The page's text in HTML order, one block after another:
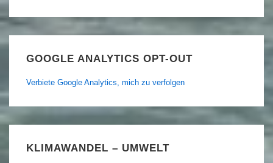
GOOGLE ANALYTICS OPT-OUT
Verbiete Google Analytics, mich zu verfolgen
KLIMAWANDEL – UMWELT